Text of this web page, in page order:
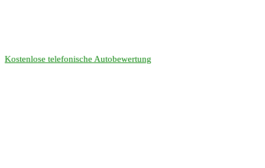
Kostenlose telefonische Autobewertung